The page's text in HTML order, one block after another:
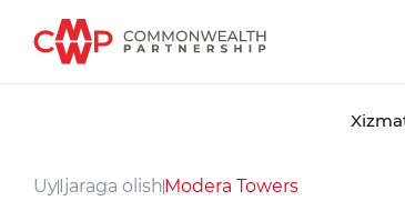
UyIjaraga olishModera Towers